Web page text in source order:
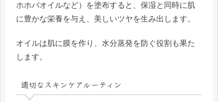
ホホバオイルなど）を塗布すると、保湿と同時に肌
に豊かな栄養を与え、美しいツヤを生み出します。
オイルは肌に膜を作り、水分蒸発を防ぐ役割も果た
します。
適切なスキンケアルーティン